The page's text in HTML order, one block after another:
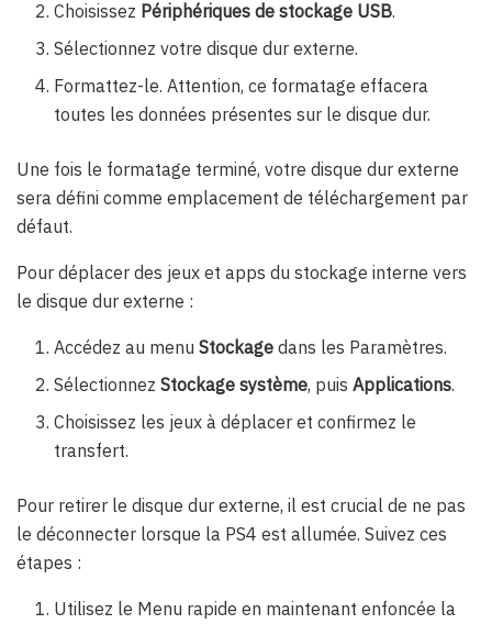
Choisissez Périphériques de stockage USB.
Sélectionnez votre disque dur externe.
Formattez-le. Attention, ce formatage effacera
toutes les données présentes sur le disque dur.
Une fois le formatage terminé, votre disque dur externe
sera défini comme emplacement de téléchargement par
défaut.
Pour déplacer des jeux et apps du stockage interne vers
le disque dur externe :
Accédez au menuStockage dans les Paramètres.
SélectionnezStockage système, puisApplications.
Choisissez les jeux à déplacer et confirmez le
transfert.
Pour retirer le disque dur externe, il est crucial de ne pas
le déconnecter lorsque la PS4 est allumée. Suivez ces
étapes :
Utilisez le Menu rapide en maintenant enfoncée la